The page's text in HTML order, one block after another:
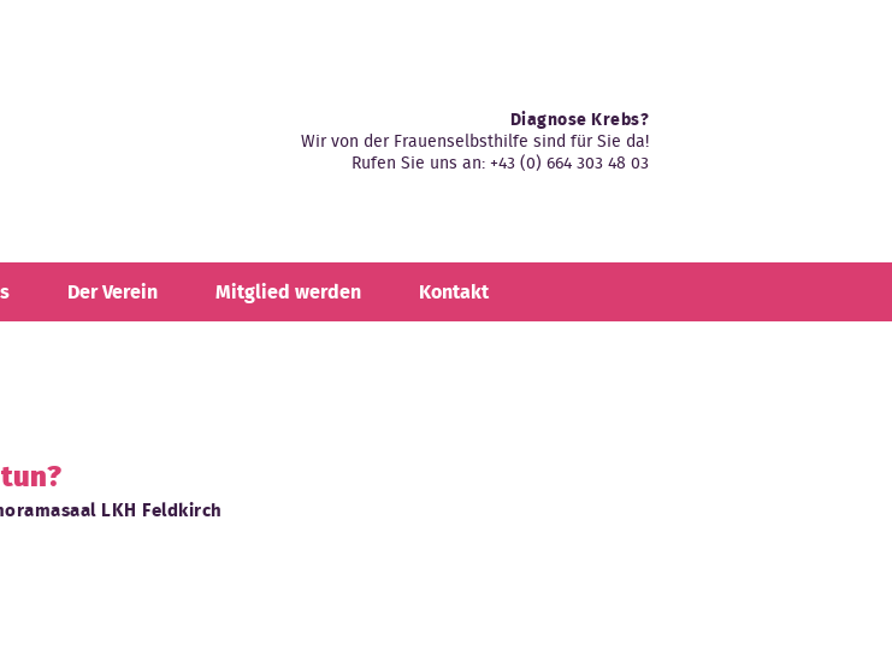
Diagnose Krebs?
Wir von der Frauenselbsthilfe sind für Sie da!
Rufen Sie uns an: +43 (0) 664 303 48 03
Der Verein Mitglied werden Kontakt
LKH Feldkirch